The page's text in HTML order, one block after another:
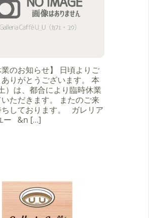
業のお知らせ】 日頃よりご
りがとうございます。 本
）は、都合により臨時休業
ただきます。 またのご来
ちしております。 ガレリア
ー &n […]